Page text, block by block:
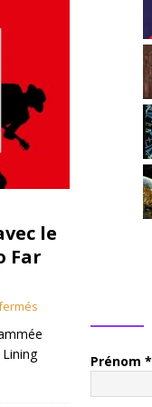
le
Far
Prénom *